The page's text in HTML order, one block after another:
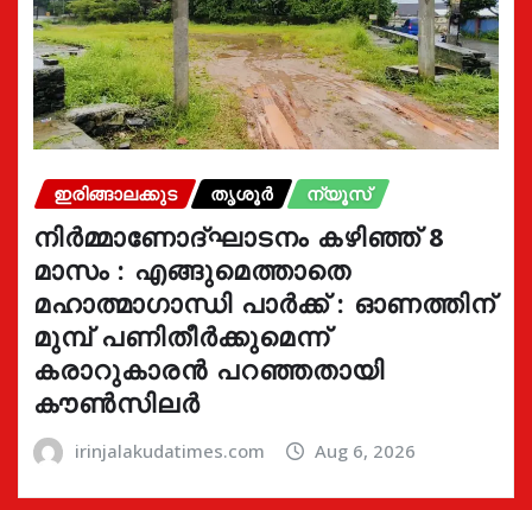
ഇരിങ്ങാലക്കുട തൃശൂർ ന്യൂസ്
നിർമ്മാണോദ്ഘാടനം കഴിഞ്ഞ് 8
മാസം : എങ്ങുമെത്താതെ
മഹാത്മാഗാന്ധി പാർക്ക് : ഓണത്തിന്
മുമ്പ് പണിതീർക്കുമെന്ന്
കരാറുകാരൻ പറഞ്ഞതായി
കൗൺസിലർ
irinjalakudatimes.com Aug 6, 2026